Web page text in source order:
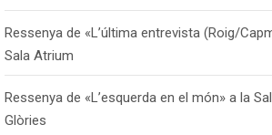
Ressenya de «L’última entrevista (Roig/
Sala Atrium
Ressenya de «L’esquerda en el món» a la
Glòries